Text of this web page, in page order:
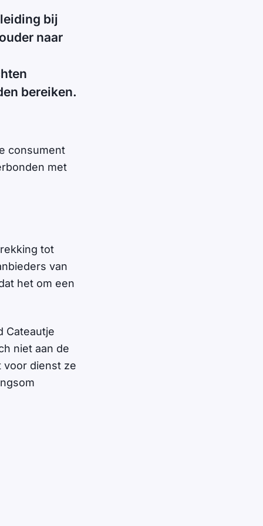
bij
naar
bereiken.
consument
met
tot
van
het om een
Cateautje
niet aan de
voor dienst ze